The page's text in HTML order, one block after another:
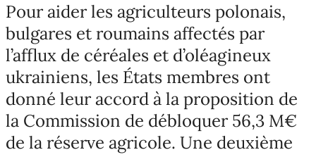
Pour aider les agriculteurs polonais,
bulgares et roumains affectés par
l’afflux de céréales et d’oléagineux
ukrainiens, les États membres ont
donné leur accord à la proposition de
la Commission de débloquer 56,3 M€
de la réserve agricole. Une deuxième